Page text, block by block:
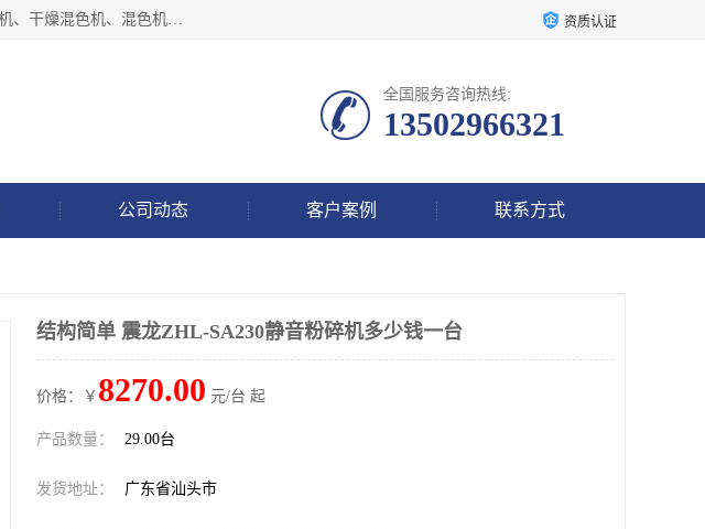
汕头经济特区震龙塑料机械有限公司专注于制造强力粉碎机、静音粉碎机、塑料粉碎机、强力塑料粉碎机、干燥混色机、混色机、冷水机、上料机等塑料辅助机械。 资质认证
全国服务咨询热线:
13502966321
公司动态 客户案例 联系方式
结构简单 震龙ZHL-SA230静音粉碎机多少钱一台
价格：￥ 8270.00 元/台 起
产品数量： 29.00台
发货地址： 广东省汕头市